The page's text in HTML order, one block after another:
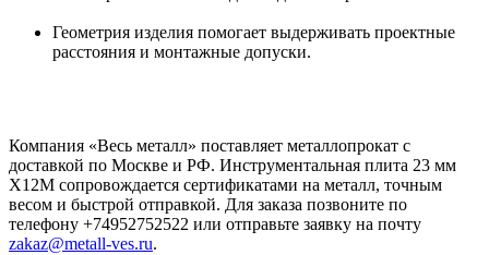
Геометрия изделия помогает выдерживать проектные
расстояния и монтажные допуски.
Компания «Весь металл» поставляет металлопрокат с
доставкой по Москве и РФ. Инструментальная плита 23 мм
Х12М сопровождается сертификатами на металл, точным
весом и быстрой отправкой. Для заказа позвоните по
телефону +74952752522 или отправьте заявку на почту
zakaz@metall-ves.ru.